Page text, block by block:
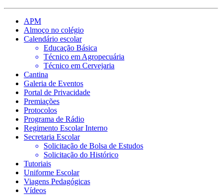
APM
Almoço no colégio
Calendário escolar
Educação Básica
Técnico em Agropecuária
Técnico em Cervejaria
Cantina
Galeria de Eventos
Portal de Privacidade
Premiações
Protocolos
Programa de Rádio
Regimento Escolar Interno
Secretaria Escolar
Solicitação de Bolsa de Estudos
Solicitação do Histórico
Tutoriais
Uniforme Escolar
Viagens Pedagógicas
Vídeos